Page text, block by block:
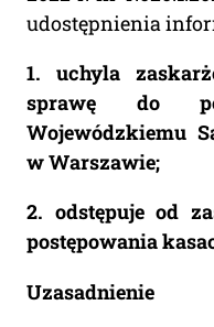
udostępnienia
1. uchyla
sprawę do
Wojewódzkiemu
w Warszawie;
2. odstępuje od
postępowania
Uzasadnienie